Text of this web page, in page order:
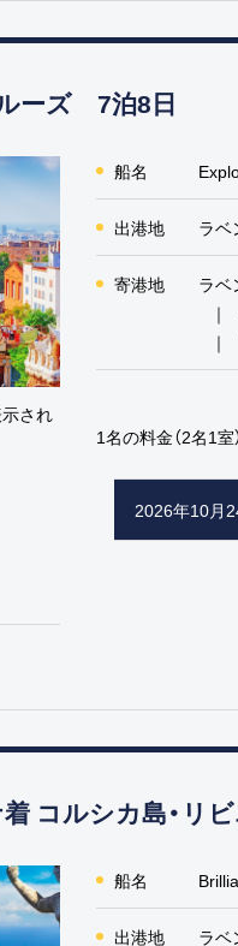
ーズ 7泊8日
船名
出港地 ラベ
寄港地 ラベ
1名の料金（2名1室）
2026年10月
され
コルシカ島・リ
船名
出港地 ラベ